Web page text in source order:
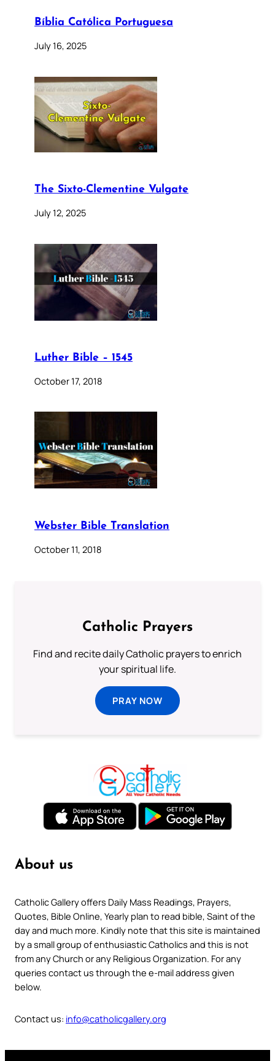
Bíblia Católica Portuguesa
July 16, 2025
The Sixto-Clementine Vulgate
July 12, 2025
Luther Bible – 1545
October 17, 2018
Webster Bible Translation
October 11, 2018
Catholic Prayers
Find and recite daily Catholic prayers to enrich
your spiritual life.
PRAY NOW
About us
Catholic Gallery offers Daily Mass Readings, Prayers,
Quotes, Bible Online, Yearly plan to read bible, Saint of the
day and much more. Kindly note that this site is maintained
by a small group of enthusiastic Catholics and this is not
from any Church or any Religious Organization. For any
queries contact us through the e-mail address given
below.
Contact us: info@catholicgallery.org